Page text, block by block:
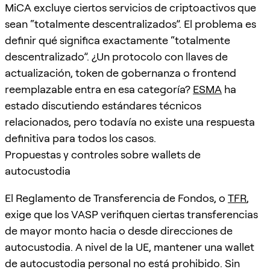
MiCA excluye ciertos servicios de criptoactivos que
sean “totalmente descentralizados”. El problema es
definir qué significa exactamente “totalmente
descentralizado”. ¿Un protocolo con llaves de
actualización, token de gobernanza o frontend
reemplazable entra en esa categoría? ESMA ha
estado discutiendo estándares técnicos
relacionados, pero todavía no existe una respuesta
definitiva para todos los casos.
Propuestas y controles sobre wallets de
autocustodia
El Reglamento de Transferencia de Fondos, o TFR,
exige que los VASP verifiquen ciertas transferencias
de mayor monto hacia o desde direcciones de
autocustodia. A nivel de la UE, mantener una wallet
de autocustodia personal no está prohibido. Sin